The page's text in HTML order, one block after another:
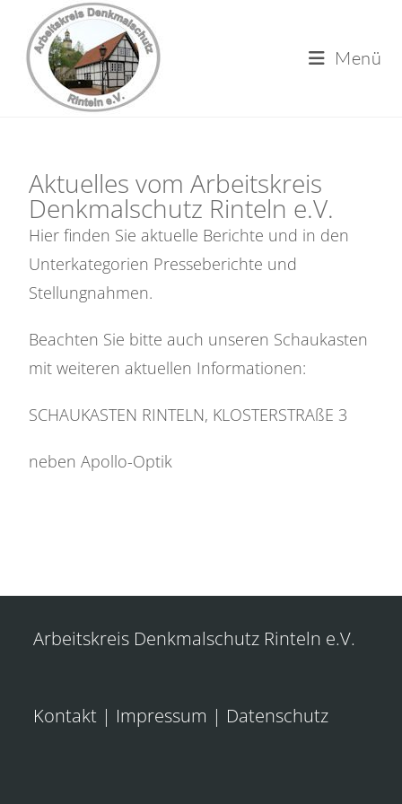
Menü
Aktuelles vom Arbeitskreis
Denkmalschutz Rinteln e.V.
Hier finden Sie aktuelle Berichte und in den
Unterkategorien Presseberichte und
Stellungnahmen.
Beachten Sie bitte auch unseren Schaukasten
mit weiteren aktuellen Informationen:
SCHAUKASTEN RINTELN, KLOSTERSTRAßE 3
neben Apollo-Optik
Arbeitskreis Denkmalschutz Rinteln e.V.
Kontakt | Impressum | Datenschutz